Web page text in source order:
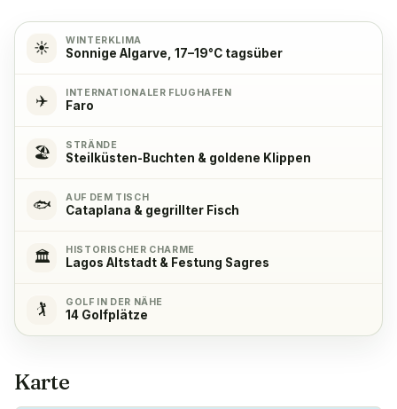
✓
Kühlschrank
✓ Gefrierschrank
Ja
✓ Kaffeemaschine
☀️ WINTERKLIMA
Sonnige Algarve, 17–19°C tagsüber
✈️ INTERNATIONALER FLUGHAFEN
Faro
🏖️ STRÄNDE
Steilküsten-Buchten & goldene Klippen
🐟 AUF DEM TISCH
Cataplana & gegrillter Fisch
🏛️ HISTORISCHER CHARME
Lagos Altstadt & Festung Sagres
🏌️ GOLF IN DER NÄHE
14 Golfplätze
Karte